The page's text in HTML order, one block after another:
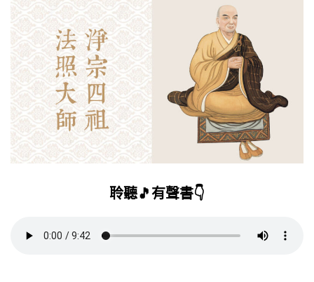
聆聽🎵有聲書👇️